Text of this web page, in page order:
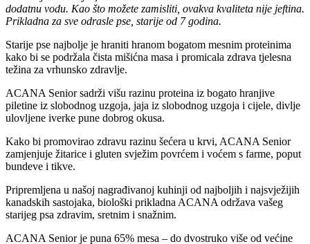
dodatnu vodu. Kao što možete zamisliti, ovakva kvaliteta nije jeftina.
Prikladna za sve odrasle pse, starije od 7 godina.
Starije pse najbolje je hraniti hranom bogatom mesnim proteinima
kako bi se podržala čista mišićna masa i promicala zdrava tjelesna
težina za vrhunsko zdravlje.
ACANA Senior sadrži višu razinu proteina iz bogato hranjive
piletine iz slobodnog uzgoja, jaja iz slobodnog uzgoja i cijele, divlje
ulovljene iverke pune dobrog okusa.
Kako bi promovirao zdravu razinu šećera u krvi, ACANA Senior
zamjenjuje žitarice i gluten svježim povrćem i voćem s farme, poput
bundeve i tikve.
Pripremljena u našoj nagrađivanoj kuhinji od najboljih i najsvježijih
kanadskih sastojaka, biološki prikladna ACANA održava vašeg
starijeg psa zdravim, sretnim i snažnim.
ACANA Senior je puna 65% mesa – do dvostruko više od većine